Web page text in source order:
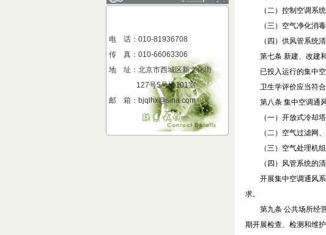
电 话：010-81936708
传 真 ： 010-66063306
地 址 ： 北京市西城区新文化街
127号5号楼101室
邮 箱：bjqlhx@sina.com
（二）控制空调系统
（三）空气净化消毒
（四）供风管系统清
第七条 新建、改建
已投入运行的集中空
卫生学评价应当符合
第八条 集中空调通
（一）开放式冷却塔
（二）空气过滤网、
（三）空气处理机组
（四）风管系统的清
开展集中空调通风系
求。
第九条 公共场所经
期开展检查、检测和维